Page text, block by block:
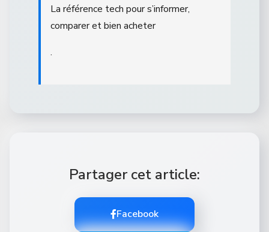
La référence tech pour s’informer,
comparer et bien acheter
.
Partager cet article:
Facebook